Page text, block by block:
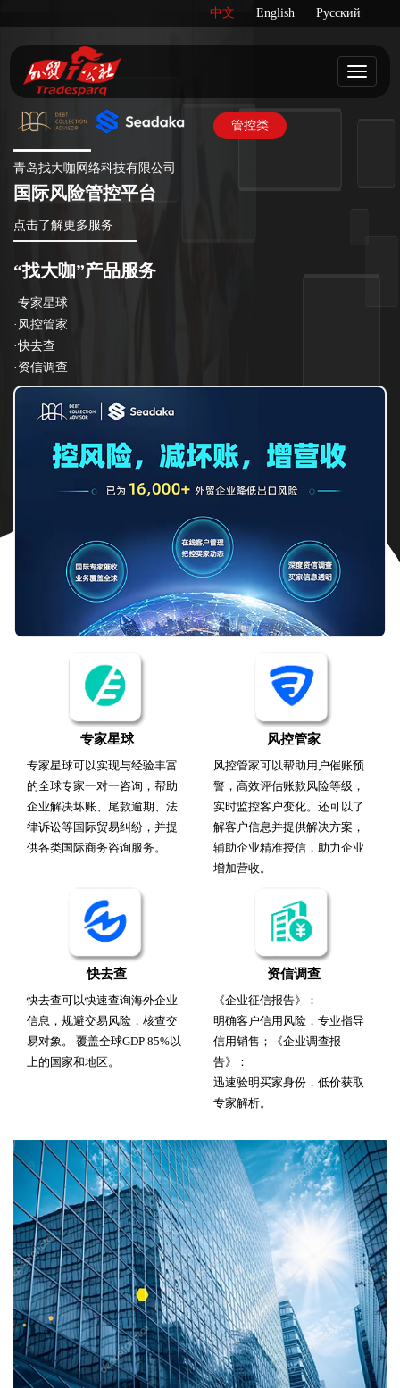
中文 English Русский
管控类
青岛找大咖网络科技有限公司
国际风险管控平台
点击了解更多服务
“找大咖”产品服务
·专家星球
·风控管家
·快去查
·资信调查
专家星球
专家星球可以实现与经验丰富
的全球专家一对一咨询，帮助
企业解决坏账、尾款逾期、法
律诉讼等国际贸易纠纷，并提
供各类国际商务咨询服务。
风控管家
风控管家可以帮助用户催账预
警，高效评估账款风险等级，
实时监控客户变化。还可以了
解客户信息并提供解决方案，
辅助企业精准授信，助力企业
增加营收。
快去查
快去查可以快速查询海外企业
信息，规避交易风险，核查交
易对象。 覆盖全球GDP 85%以
上的国家和地区。
资信调查
《企业征信报告》：
明确客户信用风险，专业指导
信用销售；《企业调查报
告》：
迅速验明买家身份，低价获取
专家解析。